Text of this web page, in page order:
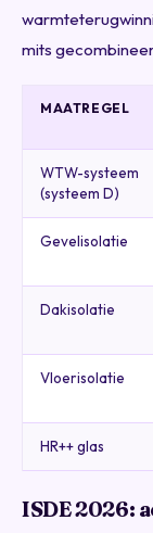
mits
MAATREGEL
WTW-systeem
(systeem D)
Gevelisolatie
Dakisolatie
Vloerisolatie
HR++ glas
ISDE 2026: